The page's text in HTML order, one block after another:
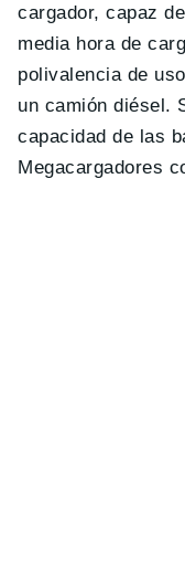
cargador, capaz
media hora de
polivalencia de
un camión diésel.
capacidad de las
Megacargadores